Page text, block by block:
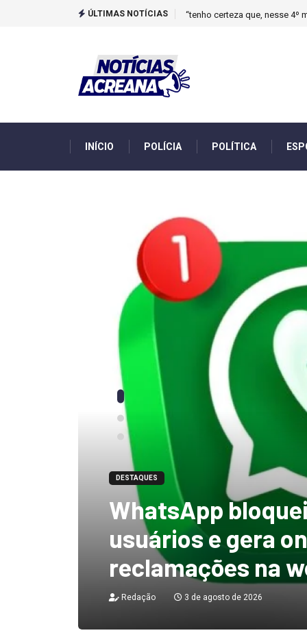
ÚLTIMAS NOTÍCIAS Novo boletim indica El Niño
INÍCIO POLÍCIA POLÍTICA
DESTAQUES
“tenho certeza
mandato, Lula
ficar no Senado”,
Redação 3 de agosto de 2026